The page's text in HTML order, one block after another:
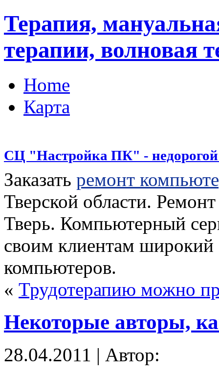
Терапия,
терапии, волновая
Home
Карта
СЦ "Настройка ПК" - недорогой
Заказать ремонт
Тверской области.
Тверь. Компьютерный
своим клиентам широкий
компьютеров.
« Трудотерапию можно
Некоторые авторы,
28.04.2011 | Автор: